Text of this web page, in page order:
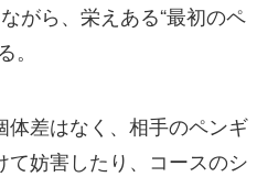
がら、栄えある“最初のペ
差はなく、相手のペンギ
妨害したり、コースのシ